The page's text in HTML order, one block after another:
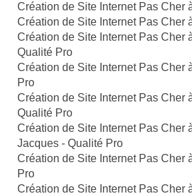
Création de Site Internet Pas Cher
Création de Site Internet Pas Cher
Création de Site Internet Pas Cher
Qualité Pro
Création de Site Internet Pas Cher
Pro
Création de Site Internet Pas Cher
Qualité Pro
Création de Site Internet Pas Cher
Jacques - Qualité Pro
Création de Site Internet Pas Cher
Pro
Création de Site Internet Pas Cher